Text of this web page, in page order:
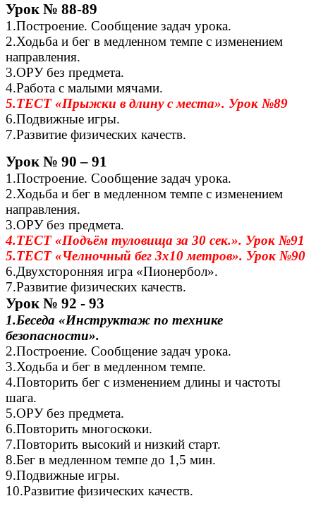
Урок № 88-89
1.Построение. Сообщение задач урока.
2.Ходьба и бег в медленном темпе с изменением
направления.
3.ОРУ без предмета.
4.Работа с малыми мячами.
5.ТЕСТ «Прыжки в длину с места». Урок №89
6.Подвижные игры.
7.Развитие физических качеств.
Урок № 90 – 91
1.Построение. Сообщение задач урока.
2.Ходьба и бег в медленном темпе с изменением
направления.
3.ОРУ без предмета.
4.ТЕСТ «Подъём туловища за 30 сек.». Урок №91
5.ТЕСТ «Челночный бег 3х10 метров». Урок №90
6.Двухсторонняя игра «Пионербол».
7.Развитие физических качеств.
Урок № 92 - 93
1.Беседа «Инструктаж по технике
безопасности».
2.Построение. Сообщение задач урока.
3.Ходьба и бег в медленном темпе.
4.Повторить бег с изменением длины и частоты
шага.
5.ОРУ без предмета.
6.Повторить многоскоки.
7.Повторить высокий и низкий старт.
8.Бег в медленном темпе до 1,5 мин.
9.Подвижные игры.
10.Развитие физических качеств.